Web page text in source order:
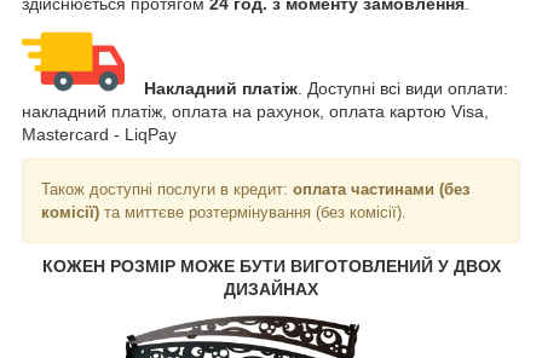
здійснюється протягом 24 год. з моменту замовлення.
Накладний платіж . Доступні всі види оплати:
накладний платіж, оплата на рахунок, оплата картою Visa,
Mastercard - LiqPay
Також доступні послуги в кредит: оплата частинами (без
комісії) та миттєве розтермінування (без комісії).
КОЖЕН РОЗМІР МОЖЕ БУТИ ВИГОТОВЛЕНИЙ У ДВОХ
ДИЗАЙНАХ